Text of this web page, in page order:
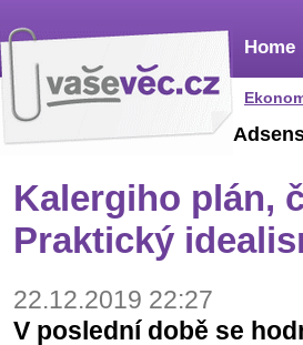
Home
Kalergiho plán,
Praktický
22.12.2019 22:27
V poslední době se